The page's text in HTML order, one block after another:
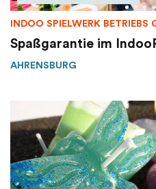
INDOO SPIELWERK BETRIEBS
Spaßgarantie im
AHRENSBURG